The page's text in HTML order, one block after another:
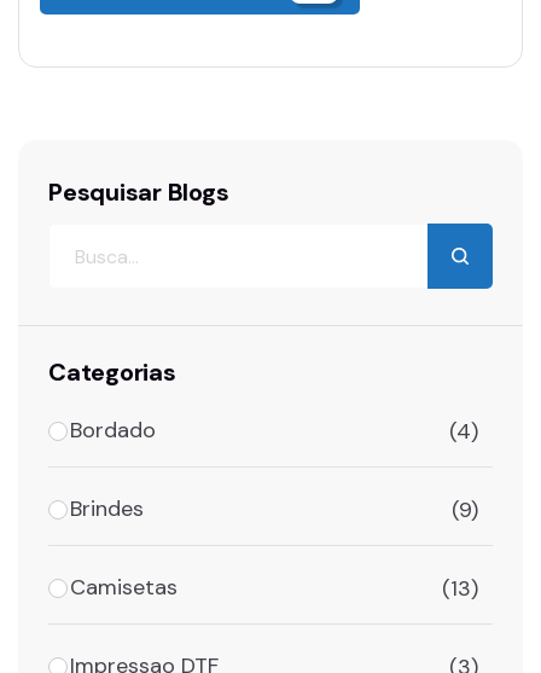
Pesquisar Blogs
Categorias
Bordado (4)
Brindes (9)
Camisetas (13)
Impressao DTF (3)